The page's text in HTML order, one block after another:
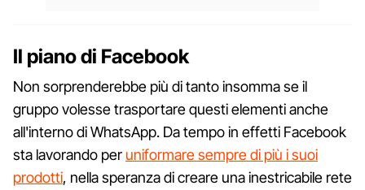
Il piano di Facebook
Non sorprenderebbe più di tanto insomma se il
gruppo volesse trasportare questi elementi anche
all'interno di WhatsApp. Da tempo in effetti Facebook
sta lavorando per uniformare sempre di più i suoi
prodotti, nella speranza di creare una inestricabile rete